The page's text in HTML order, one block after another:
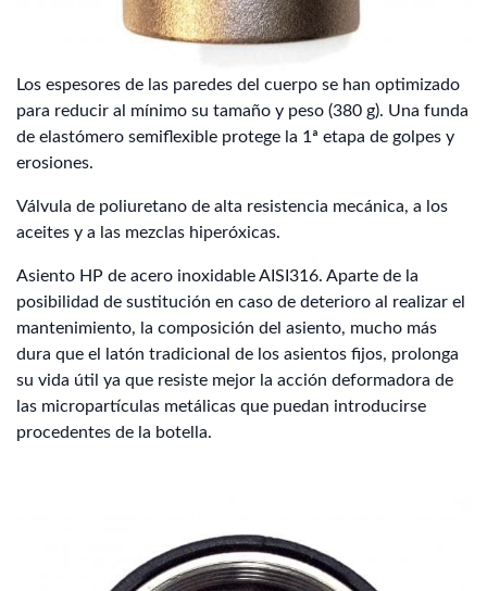
Los espesores de las paredes del cuerpo se han optimizado
para reducir al mínimo su tamaño y peso (380 g). Una funda
de elastómero semiflexible protege la 1ª etapa de golpes y
erosiones.
Válvula de poliuretano de alta resistencia mecánica, a los
aceites y a las mezclas hiperóxicas.
Asiento HP de acero inoxidable AISI316. Aparte de la
posibilidad de sustitución en caso de deterioro al realizar el
mantenimiento, la composición del asiento, mucho más
dura que el latón tradicional de los asientos fijos, prolonga
su vida útil ya que resiste mejor la acción deformadora de
las micropartículas metálicas que puedan introducirse
procedentes de la botella.